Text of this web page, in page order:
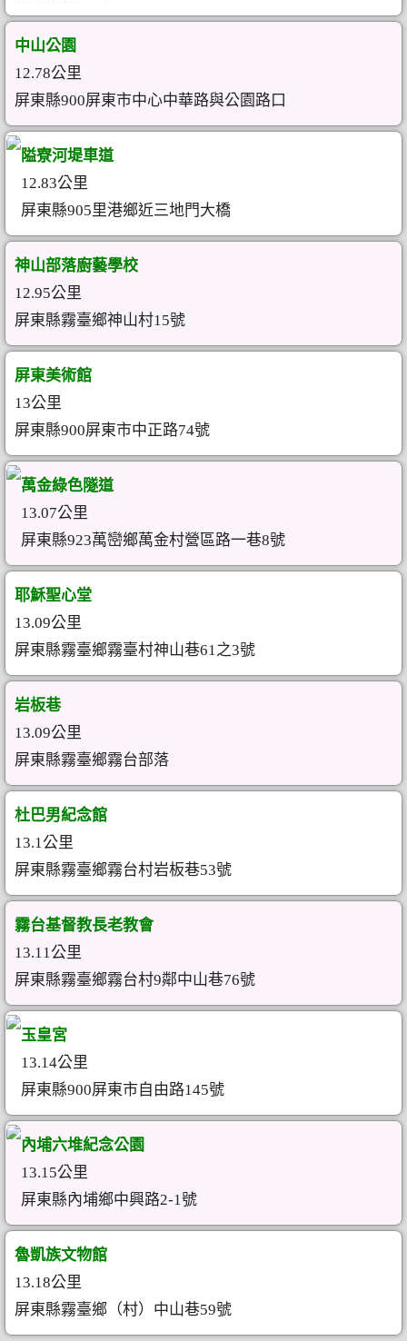
中山公園
12.78公里
屏東縣900屏東市中心中華路與公園路口
隘寮河堤車道
12.83公里
屏東縣905里港鄉近三地門大橋
神山部落廚藝學校
12.95公里
屏東縣霧臺鄉神山村15號
屏東美術館
13公里
屏東縣900屏東市中正路74號
萬金綠色隧道
13.07公里
屏東縣923萬巒鄉萬金村營區路一巷8號
耶穌聖心堂
13.09公里
屏東縣霧臺鄉霧臺村神山巷61之3號
岩板巷
13.09公里
屏東縣霧臺鄉霧台部落
杜巴男紀念館
13.1公里
屏東縣霧臺鄉霧台村岩板巷53號
霧台基督教長老教會
13.11公里
屏東縣霧臺鄉霧台村9鄰中山巷76號
玉皇宮
13.14公里
屏東縣900屏東市自由路145號
內埔六堆紀念公園
13.15公里
屏東縣內埔鄉中興路2-1號
魯凱族文物館
13.18公里
屏東縣霧臺鄉（村）中山巷59號